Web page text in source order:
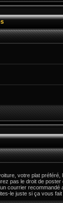
votre plat préféré,
pas le droit de poster
courrier recommandé
le juste si ça vous fait